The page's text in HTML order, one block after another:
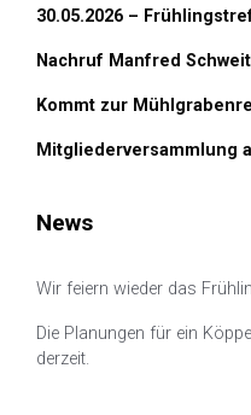
30.05.2026 –
Nachruf Manfred
Kommt zur
Mitgliederversammlung
News
Wir feiern wieder das
Die Planungen für ein
derzeit.